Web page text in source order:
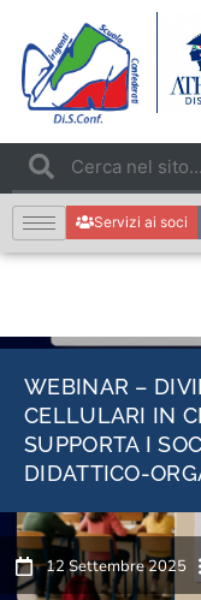
Servizi ai soci
WEBINAR –
CELLULARI IN
SUPPORTA I
DIDATTICO-
12 Settembre 2025